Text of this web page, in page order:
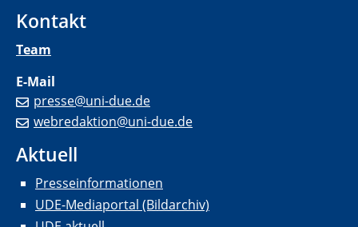
Kontakt
Team
E-Mail
presse@uni-due.de
webredaktion@uni-due.de
Aktuell
Presseinformationen
UDE-Mediaportal (Bildarchiv)